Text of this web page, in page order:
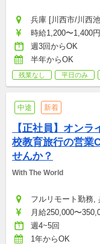
兵庫 [川西市/川西
時給1,200〜1,400円
週3回からOK
半年からOK
残業なし 平日のみ
中途 新着
【正社員】オン
校教育旅行の営業
せんか？
With The World
フルリモート勤務,
月給250,000〜
週4~5回
1年からOK